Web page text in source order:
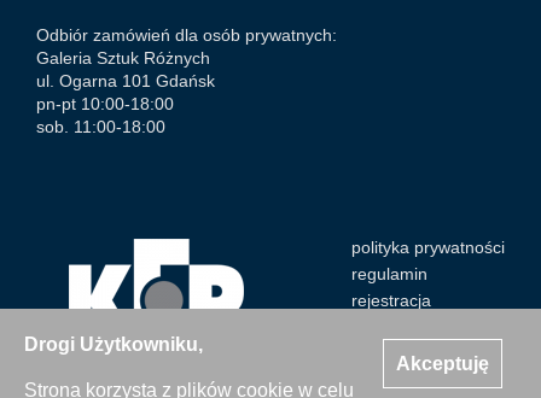
Akceptuję
Drogi Użytkowniku,
Strona korzysta z plików cookie w celu
Odbiór zamówień dla osób prywatnych:
Galeria Sztuk Różnych
ul. Ogarna 101 Gdańsk
pn-pt 10:00-18:00
sob. 11:00-18:00
polityka prywatności
regulamin
rejestracja